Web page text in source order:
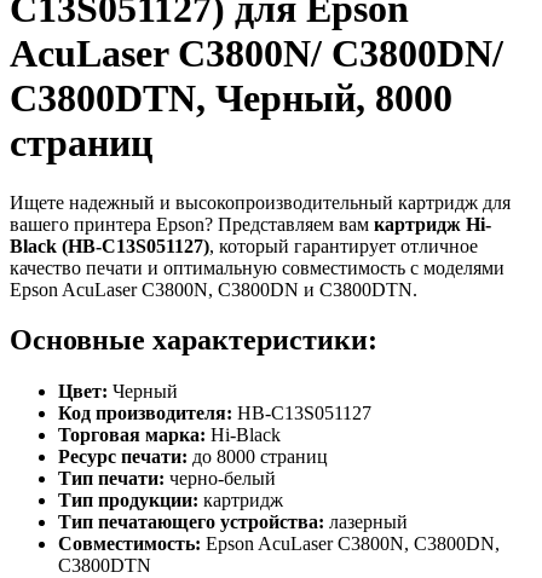
AcuLaser C3800N/ C3800DN/
C3800DTN, Черный, 8000
страниц
Ищете надежный и высокопроизводительный картридж для
вашего принтера Epson? Представляем вам картридж Hi-
Black (HB-C13S051127), который гарантирует отличное
качество печати и оптимальную совместимость с моделями
Epson AcuLaser C3800N, C3800DN и C3800DTN.
Основные характеристики:
Цвет: Черный
Код производителя: HB-C13S051127
Торговая марка: Hi-Black
Ресурс печати: до 8000 страниц
Тип печати: черно-белый
Тип продукции: картридж
Тип печатающего устройства: лазерный
Совместимость: Epson AcuLaser C3800N, C3800DN,
C3800DTN